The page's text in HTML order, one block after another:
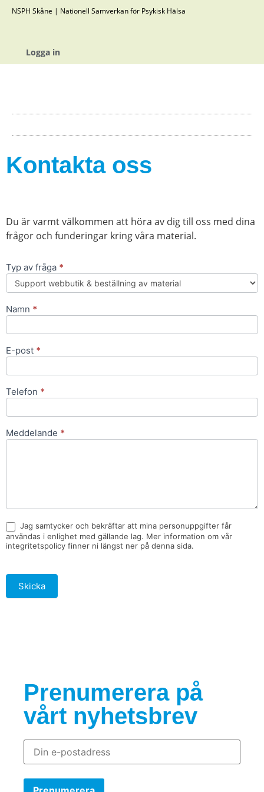
NSPH Skåne | Nationell Samverkan för Psykisk Hälsa
Logga in
Kontakta oss
Du är varmt välkommen att höra av dig till oss med dina
frågor och funderingar kring våra material.
Kontakta
oss
Typ av fråga *
Namn *
E-post *
Telefon *
Meddelande *
Jag samtycker och bekräftar att mina personuppgifter får
användas i enlighet med gällande lag. Mer information om vår
integritetspolicy finner ni längst ner på denna sida.
Skicka
Prenumerera på
vårt nyhetsbrev